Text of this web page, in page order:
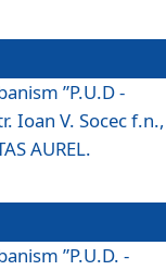
”P.U.D -
Ioan V. Socec f.n.,
AUREL.
”P.U.D. -